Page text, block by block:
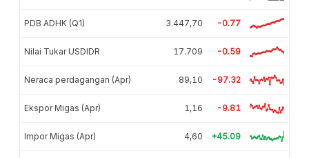
PDB ADHK (Q1) 3.447,70 -0.77
Nilai Tukar USDIDR 17.709 -0.59
Neraca perdagangan (Apr) 89,10 -97.32
Ekspor Migas (Apr) 1,16 -9.81
Impor Migas (Apr) 4,60 +45.09